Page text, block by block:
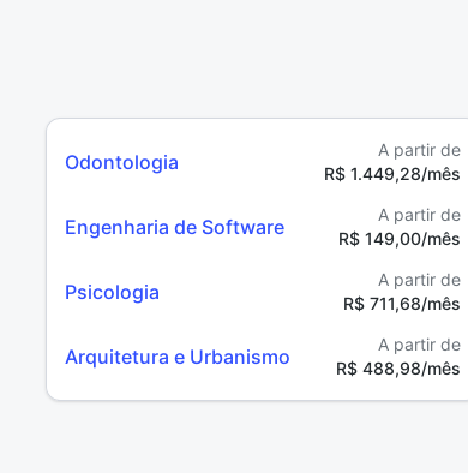
Odontologia
A partir de
R$ 1.449,28/mês
Engenharia de Software
A partir de
R$ 149,00/mês
Psicologia
A partir de
R$ 711,68/mês
Arquitetura e Urbanismo
A partir de
R$ 488,98/mês